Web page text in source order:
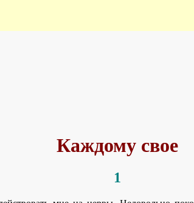
Каждому свое
1